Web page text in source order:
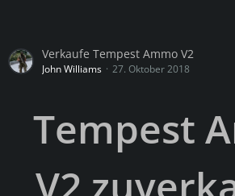
Verkaufe Tempest Ammo V2
John Williams 27. Oktober 2018
Tempest